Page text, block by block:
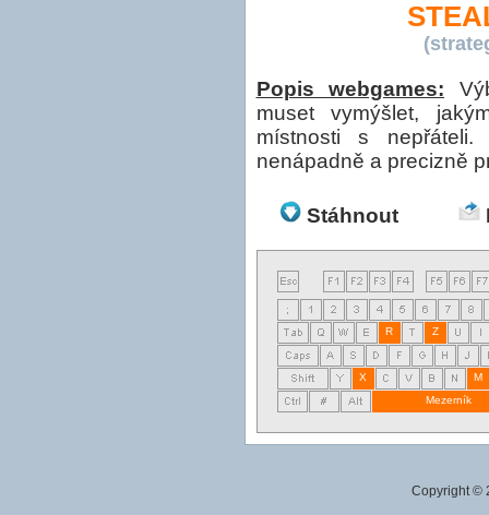
Popis webgames:
muset vymýšlet,
místnosti s
nenápadně a precizně
Stáhnout
R Z
X
M
Mezerník
Copyright ©